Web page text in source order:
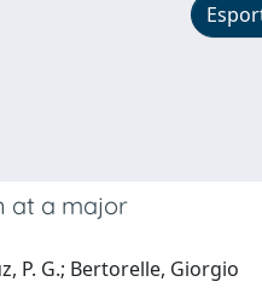
at a major
P. G.; Bertorelle, Giorgio